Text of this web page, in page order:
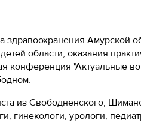
здравоохранения Амурской
области, оказания
"Актуальные
из Свободненского,
гинекологи, урологи,